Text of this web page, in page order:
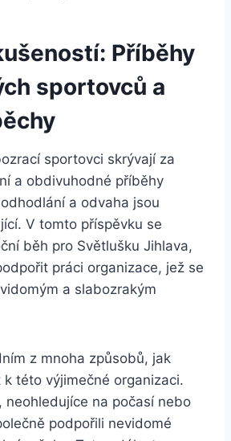
Příběhy
sportovců a
sportovci skrývají za
a obdivuhodné příběhy‍
a odvaha jsou
V tomto příspěvku ⁣se⁣
běh pro Světlušku Jihlava,
práci organizace, jež se
a slabozrakým
‌z mnoha způsobů, jak
k této výjimečné organizaci.
⁣neohledujíce na počasí nebo
podpořili nevidomé‍